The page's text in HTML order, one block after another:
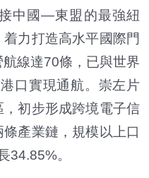
中國—東盟的最強紐
力打造高水平國際門
線達70條，已與世界
口實現通航。崇左片
初步形成跨境電子信
產業鏈，規模以上口
34.85%。